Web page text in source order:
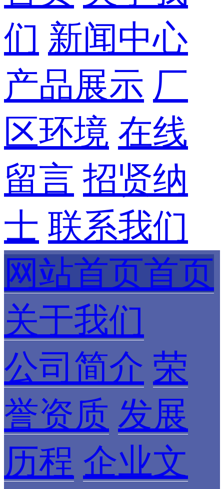
们 新闻中心
产品展示 厂
区环境 在线
留言 招贤纳
士 联系我们
网站首页首页
关于我们
公司简介 荣
誉资质 发展
历程 企业文